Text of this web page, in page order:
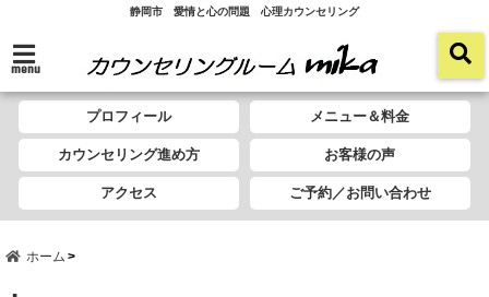
静岡市 愛情と心の問題 心理カウンセリング
menu
プロフィール メニュー＆料金
カウンセリング進め方 お客様の声
アクセス ご予約／お問い合わせ
ホーム